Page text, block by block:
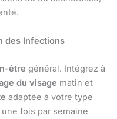
des Infections
être général. Intégrez à
du visage matin et
adaptée à votre type
une fois par semaine